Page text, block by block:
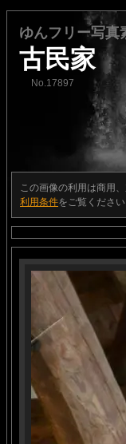
ゆんフリー写真
古民家
No.17897
この画像の利用は商用
利用条件をご覧ください